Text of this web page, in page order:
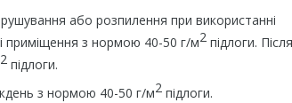
або розпилення при використанні
приміщення з нормою 40-50 г/м2 підлоги. Після
2 підлоги.
з нормою 40-50 г/м2 підлоги.